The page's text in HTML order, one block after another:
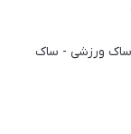
ورزشی - ساک